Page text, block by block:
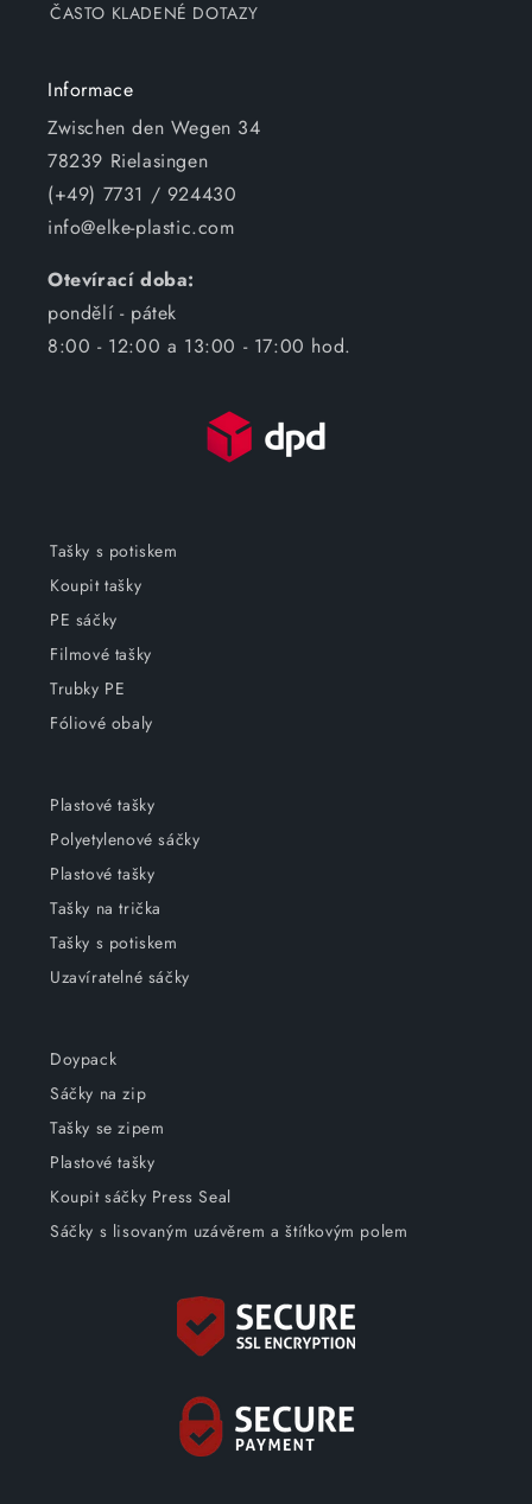
ČASTO KLADENÉ DOTAZY
Informace
Zwischen den Wegen 34
78239 Rielasingen
(+49) 7731 / 924430
info@elke-plastic.com
Otevírací doba:
pondělí - pátek
8:00 - 12:00 a 13:00 - 17:00 hod.
Tašky s potiskem
Koupit tašky
PE sáčky
Filmové tašky
Trubky PE
Fóliové obaly
Plastové tašky
Polyetylenové sáčky
Plastové tašky
Tašky na trička
Tašky s potiskem
Uzavíratelné sáčky
Doypack
Sáčky na zip
Tašky se zipem
Plastové tašky
Koupit sáčky Press Seal
Sáčky s lisovaným uzávěrem a štítkovým polem